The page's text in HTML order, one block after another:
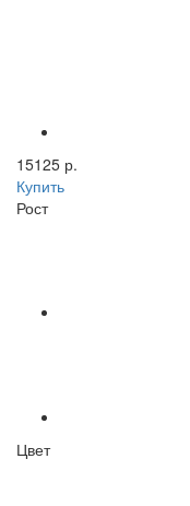
15125 р.
Купить
Рост
Цвет